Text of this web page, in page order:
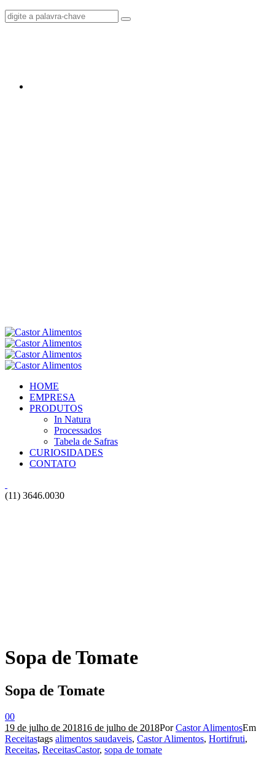
HOME
EMPRESA
PRODUTOS
In Natura
Processados
Tabela de Safras
CURIOSIDADES
CONTATO
(11) 3646.0030
Sopa de Tomate
Sopa de Tomate
00
19 de julho de 201816 de julho de 2018PorCastor AlimentosEm
Receitastags alimentos saudaveis, Castor Alimentos, Hortifruti,
Receitas, ReceitasCastor, sopa de tomate